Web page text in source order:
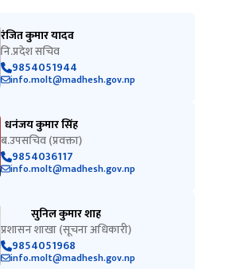
रंजित कुमार यादव
नि.प्रदेश सचिव
9854051944
info.molt@madhesh.gov.np
धनंजय कुमार सिंह
ब.उपसचिव (प्रवक्ता)
9854036117
info.molt@madhesh.gov.np
सुनिल कुमार शाह
प्रशासन शाखा (सूचना अधिकारी)
9854051968
info.molt@madhesh.gov.np